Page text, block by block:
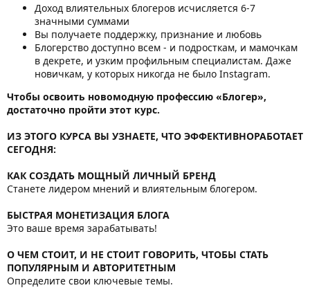
Доход влиятельных блогеров исчисляется 6-7
значными суммами
Вы получаете поддержку, признание и любовь
Блогерство доступно всем - и подросткам, и мамочкам
в декрете, и узким профильным специалистам. Даже
новичкам, у которых никогда не было Instagram.
Чтобы освоить новомодную профессию «Блогер»,
достаточно пройти этот курс.
ИЗ ЭТОГО КУРСА ВЫ УЗНАЕТЕ, ЧТО ЭФФЕКТИВНОРАБОТАЕТ
СЕГОДНЯ:
КАК СОЗДАТЬ МОЩНЫЙ ЛИЧНЫЙ БРЕНД
Cтанете лидером мнений и влиятельным блогером.
БЫСТРАЯ МОНЕТИЗАЦИЯ БЛОГА
Это ваше время зарабатывать!
О ЧЕМ СТОИТ, И НЕ СТОИТ ГОВОРИТЬ, ЧТОБЫ СТАТЬ
ПОПУЛЯРНЫМ И АВТОРИТЕТНЫМ
Определите свои ключевые темы.